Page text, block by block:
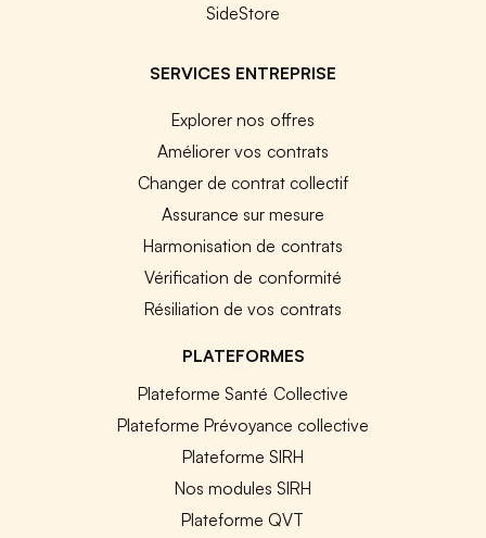
SideStore
SERVICES ENTREPRISE
Explorer nos offres
Améliorer vos contrats
Changer de contrat collectif
Assurance sur mesure
Harmonisation de contrats
Vérification de conformité
Résiliation de vos contrats
PLATEFORMES
Plateforme Santé Collective
Plateforme Prévoyance collective
Plateforme SIRH
Nos modules SIRH
Plateforme QVT